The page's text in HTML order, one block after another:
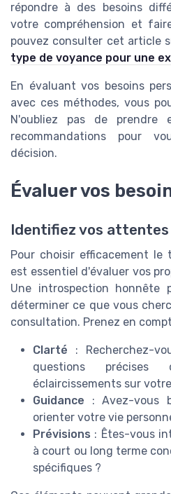
répondre à des besoins
votre compréhension et
pouvez consulter cet article
type de voyance pour une
En évaluant vos besoins
avec ces méthodes, vous
N'oubliez pas de
recommandations pour
décision.
Évaluer vos
Identifiez vos
Pour choisir efficacement le
est essentiel d'évaluer vos
Une introspection honnête
déterminer ce que vous
consultation. Prenez en
Clarté : Recherchez-
questions précises
éclaircissements sur
Guidance : Avez-vous
orienter votre vie
Prévisions : Êtes-vous
à court ou long terme
spécifiques ?